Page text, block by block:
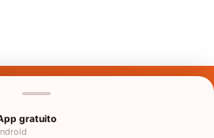
pelo Mundo
gratuito